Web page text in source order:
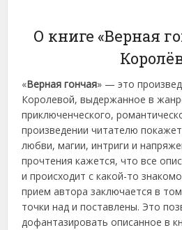
О книге «Верная
«Верная гончая» — это
Королевой, выдержанное в
приключенческого,
произведении читателю
любви, магии, интриги и
прочтения кажется, что все
и происходит с какой-то
прием автора заключается в
точки над и поставлены. Это
дофантазировать описанное в